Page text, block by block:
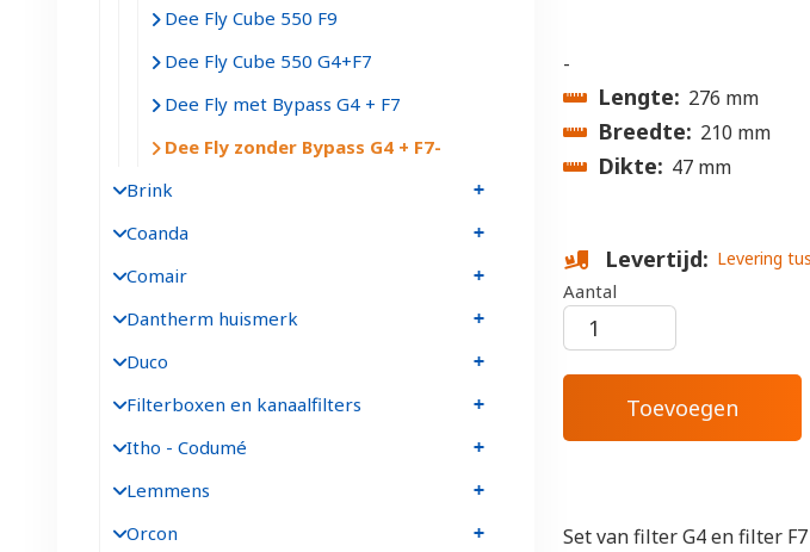
-
Lengte 276 mm
Breedte 210 mm
Dikte 47 mm
Levertijd Levering
Aantal
Set van filter G4 en filter
Dee Fly Cube 550 F9
Dee Fly Cube 550 G4+F7
Dee Fly met Bypass G4 + F7
Dee Fly zonder Bypass G4 + F7
Brink
Coanda
Comair
Dantherm huismerk
Duco
Filterboxen en kanaalfilters
Itho - Codumé
Lemmens
Orcon